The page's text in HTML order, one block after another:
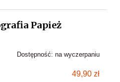
Papież
Dostępność: na wyczerpaniu
49,90 zł